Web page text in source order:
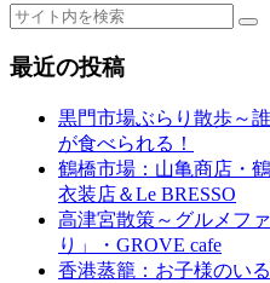
最近の投稿
黒門市場ぶらり散歩～
が食べられる！
鶴橋市場：山亀商店・
衣装店＆Le BRESSO
高津宮散策～グルメフ
り」・GROVE cafe
香港蒸籠：お子様のい